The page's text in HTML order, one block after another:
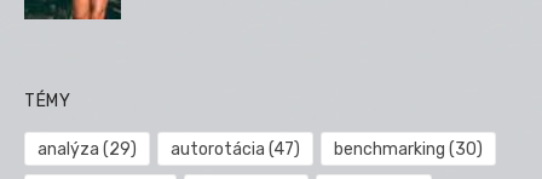
TÉMY
analýza (29) autorotácia (47) benchmarking (30)